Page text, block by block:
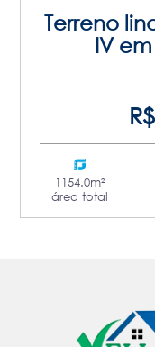
Terreno
IV
1154.0m²
área total